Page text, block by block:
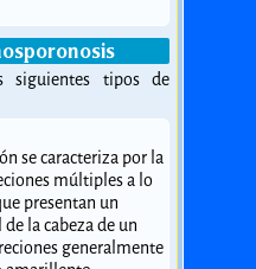
siguientes tipos de
se caracteriza por la
múltiples a lo
presentan un
la cabeza de un
generalmente